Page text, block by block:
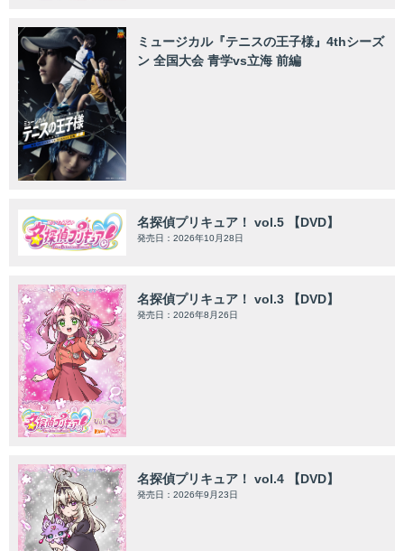
ミュージカル『テニスの王子様』4thシーズ
ン 全国大会 青学vs立海 前編
名探偵プリキュア！ vol.5 【DVD】
発売日：2026年10月28日
名探偵プリキュア！ vol.3 【DVD】
発売日：2026年8月26日
名探偵プリキュア！ vol.4 【DVD】
発売日：2026年9月23日